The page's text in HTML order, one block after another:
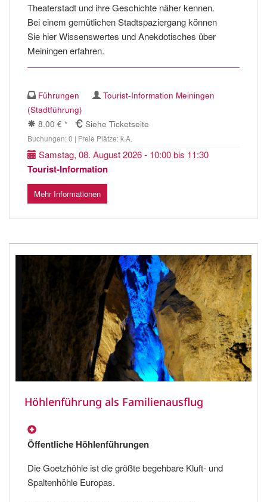
Theaterstadt und ihre Geschichte näher kennen.
Bei einem gemütlichen Stadtspaziergang können
Sie hier Wissenswertes und Anekdotisches über
Meiningen erfahren.
Führungen
Tourist-Information Meiningen
(Stadtführung)
8.00 € *
Siehe Ticketseite
Buchungen: 0 | Freie Plätze: k.A.
Samstag, 08. August 2026 - 10:00 bis 11:30
Tourist-Information
Mehr Informationen
Höhlenführung als Familienausflug
Öffentliche Höhlenführungen
Die Goetzhöhle ist die größte begehbare Kluft- und
Spaltenhöhle Europas.